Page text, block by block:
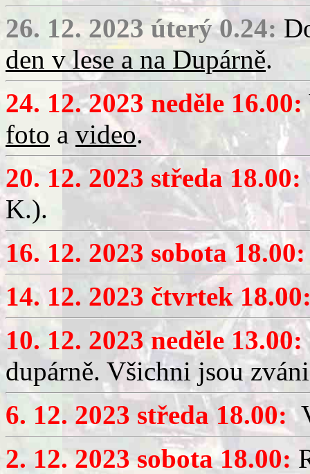
26. 12. 2023 úterý 0.24:
den v lese a na Dupárně.
24. 12. 2023 neděle 16.00:
foto a video.
20. 12. 2023 středa 18.00:
K.).
16. 12. 2023 sobota 18.00:
14. 12. 2023 čtvrtek
10. 12. 2023 neděle 13.00:
dupárně. Všichni jsou
6. 12. 2023 středa 18.00:
2. 12. 2023 sobota 18.00: